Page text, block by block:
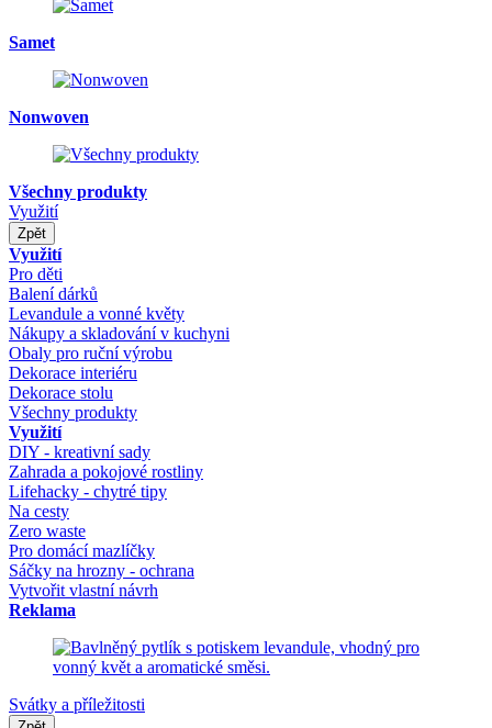
Samet
Nonwoven
Všechny produkty
Využití
Zpět
Využití
Pro děti
Balení dárků
Levandule a vonné květy
Nákupy a skladování v kuchyni
Obaly pro ruční výrobu
Dekorace interiéru
Dekorace stolu
Všechny produkty
Využití
DIY - kreativní sady
Zahrada a pokojové rostliny
Lifehacky - chytré tipy
Na cesty
Zero waste
Pro domácí mazlíčky
Sáčky na hrozny - ochrana
Vytvořit vlastní návrh
Reklama
Svátky a příležitosti